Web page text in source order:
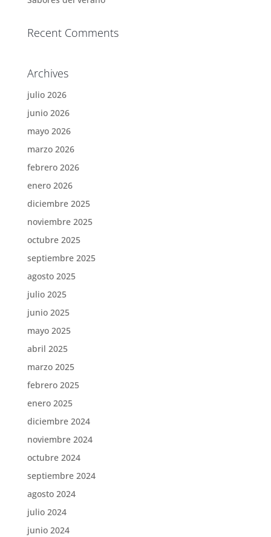
Recent Comments
Archives
julio 2026
junio 2026
mayo 2026
marzo 2026
febrero 2026
enero 2026
diciembre 2025
noviembre 2025
octubre 2025
septiembre 2025
agosto 2025
julio 2025
junio 2025
mayo 2025
abril 2025
marzo 2025
febrero 2025
enero 2025
diciembre 2024
noviembre 2024
octubre 2024
septiembre 2024
agosto 2024
julio 2024
junio 2024